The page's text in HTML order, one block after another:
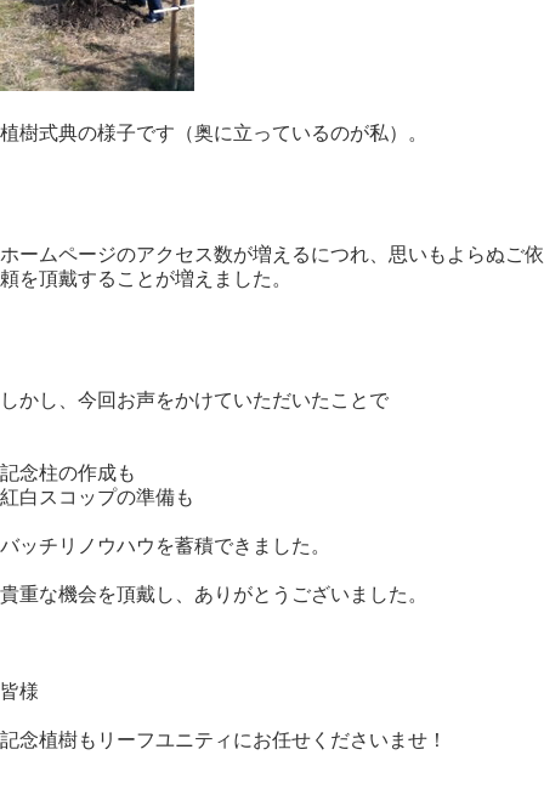
植樹式典の様子です（奥に立っているのが私）。
ホームページのアクセス数が増えるにつれ、思いもよらぬご依
頼を頂戴することが増えました。
しかし、今回お声をかけていただいたことで
記念柱の作成も
紅白スコップの準備も
バッチリノウハウを蓄積できました。
貴重な機会を頂戴し、ありがとうございました。
皆様
記念植樹もリーフユニティにお任せくださいませ！